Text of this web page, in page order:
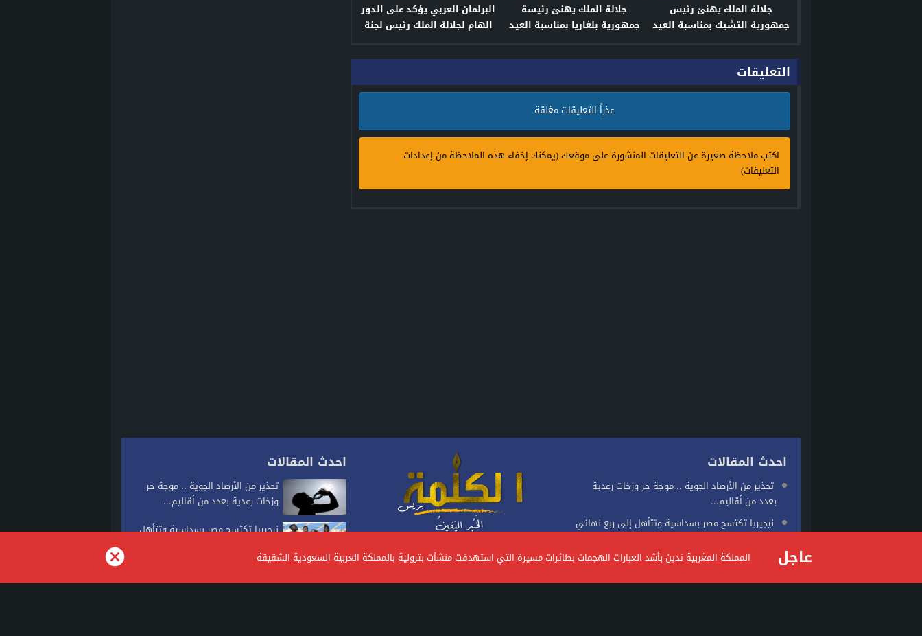
جلالة الملك يهنئ رئيس
جمهورية التشيك بمناسبة العيد
جلالة الملك يهنئ رئيسة
جمهورية بلغاريا بمناسبة العيد
البرلمان العربي يؤكد على الدور
الهام لجلالة الملك رئيس لجنة
الفلسطينية
التعليقات
عذراً التعليقات مغلقة
اكتب ملاحظة صغيرة عن التعليقات المنشورة على موقعك (يمكنك إخفاء هذه الملاحظة من إعدادات
التعليقات)
احدث المقالات
تحذير من الأرصاد الجوية .. موجة حر وزخات رعدية
بعدد من أقاليم...
نيجيريا تكتسح مصر بسداسية وتتأهل إلى ربع نهائي
الدار البيضاء تشهد أول تطبيق للسوار الإلكتروني
شركة، تأسس منذ سنة 2023، يهتم بالأخبار السياسية
احدث المقالات
تحذير من الأرصاد الجوية .. موجة حر
وزخات رعدية بعدد من أقاليم...
نيجيريا تكتسح مصر بسداسية وتتأهل
للسيدات...
الدار البيضاء تشهد أول تطبيق للسوار
عاجل المملكة المغربية تدين بأشد العبارات الهجمات بطائرات مسيرة التي استهدفت منشآت بترولية بالمملكة العربية السعودية الشقيقة